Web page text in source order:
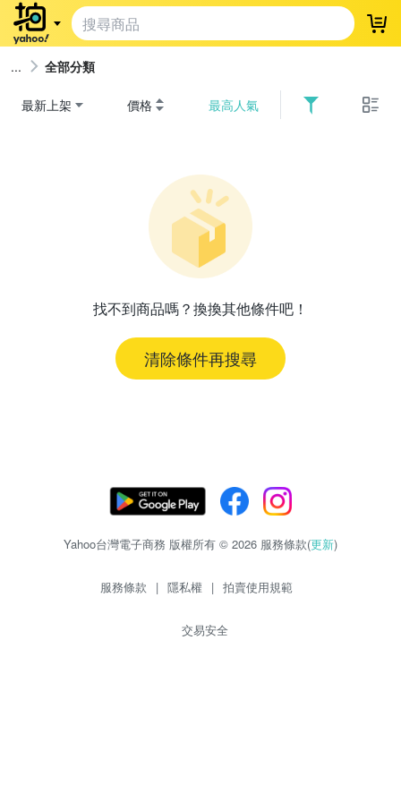
登
全部分類
最新上架 價格 最高人氣
找不到商品嗎？換換其他條件吧！
清除條件再搜尋
Yahoo台灣電子商務 版權所有 © 2026 服務條款(更新)
服務條款 | 隱私權 | 拍賣使用規範
交易安全